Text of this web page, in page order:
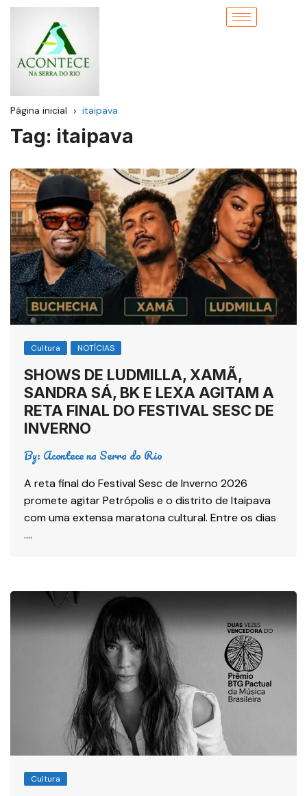
Página inicial itaipava
Tag: itaipava
Cultura NOTÍCIAS
SHOWS DE LUDMILLA, XAMÃ,
SANDRA SÁ, BK E LEXA AGITAM A
RETA FINAL DO FESTIVAL SESC DE
INVERNO
By: Acontece na Serra do Rio
A reta final do Festival Sesc de Inverno 2026
promete agitar Petrópolis e o distrito de Itaipava
com uma extensa maratona cultural. Entre os dias
….
Cultura